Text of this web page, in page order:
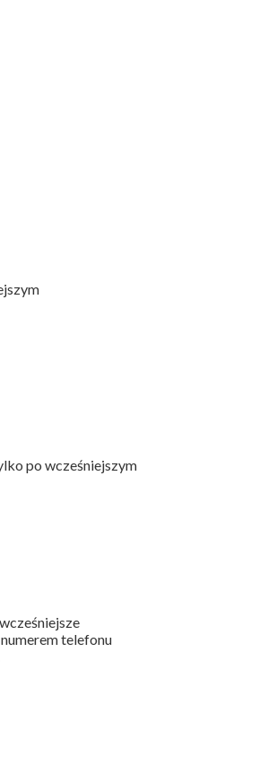
po wcześniejszym
telefonu